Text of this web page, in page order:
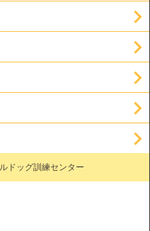
ドッグ訓練センター